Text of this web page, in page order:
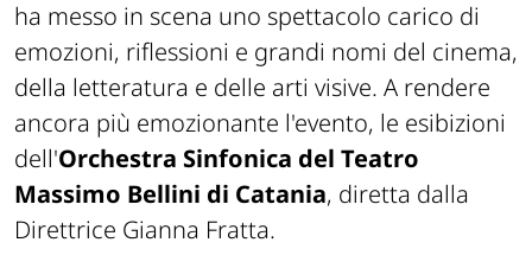
ha messo in scena uno spettacolo carico di
emozioni, riflessioni e grandi nomi del cinema,
della letteratura e delle arti visive. A rendere
ancora più emozionante l'evento, le esibizioni
dell'Orchestra Sinfonica del Teatro
Massimo Bellini di Catania, diretta dalla
Direttrice Gianna Fratta.